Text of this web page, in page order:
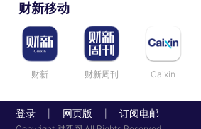
财新移动
财新 财新周刊 Caixin
登录 网页版 订阅电邮